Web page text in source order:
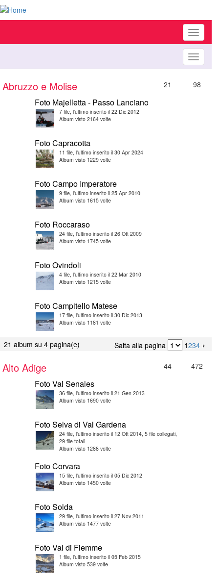
Toggle
Toggle
Abruzzo e Molise 21 98
Foto Majelletta - Passo Lanciano
7 file, l'ultimo inserito il 22 Dic 2012
Album visto 2164 volte
Foto Capracotta
11 file, l'ultimo inserito il 30 Apr 2024
Album visto 1229 volte
Foto Campo Imperatore
9 file, l'ultimo inserito il 25 Apr 2010
Album visto 1615 volte
Foto Roccaraso
24 file, l'ultimo inserito il 26 Ott 2009
Album visto 1745 volte
Foto Ovindoli
4 file, l'ultimo inserito il 22 Mar 2010
Album visto 1215 volte
Foto Campitello Matese
17 file, l'ultimo inserito il 30 Dic 2013
Album visto 1181 volte
21 album su 4 pagina(e) Salta alla pagina 1234
Alto Adige 44 472
Foto Val Senales
36 file, l'ultimo inserito il 21 Gen 2013
Album visto 1690 volte
Foto Selva di Val Gardena
24 file, l'ultimo inserito il 12 Ott 2014, 5 file collegati,
29 file totali
Album visto 1288 volte
Foto Corvara
15 file, l'ultimo inserito il 05 Dic 2012
Album visto 1450 volte
Foto Solda
29 file, l'ultimo inserito il 27 Nov 2011
Album visto 1477 volte
Foto Val di Fiemme
1 file, l'ultimo inserito il 05 Feb 2015
Album visto 539 volte